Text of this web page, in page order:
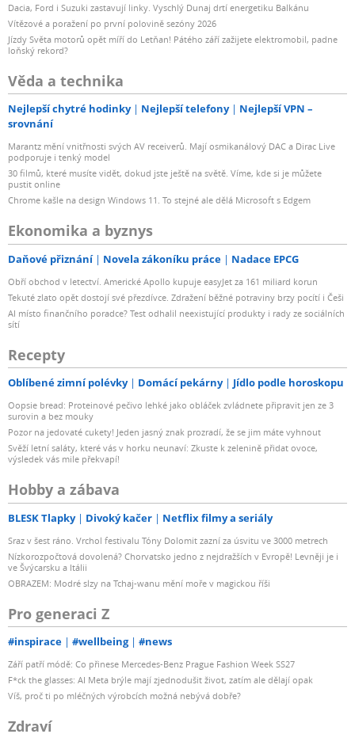
Dacia, Ford i Suzuki zastavují linky. Vyschlý Dunaj drtí energetiku Balkánu
Vítězové a poražení po první polovině sezóny 2026
Jízdy Světa motorů opět míří do Letňan! Pátého září zažijete elektromobil, padne
loňský rekord?
Věda a technika
Nejlepší chytré hodinky Nejlepší telefony
Nejlepší VPN –
srovnání
Marantz mění vnitřnosti svých AV receiverů. Mají osmikanálový DAC a Dirac Live
podporuje i tenký model
30 filmů, které musíte vidět, dokud jste ještě na světě. Víme, kde si je můžete
pustit online
Chrome kašle na design Windows 11. To stejné ale dělá Microsoft s Edgem
Ekonomika a byznys
Daňové přiznání Novela zákoníku práce Nadace EPCG
Obří obchod v letectví. Americké Apollo kupuje easyJet za 161 miliard korun
Tekuté zlato opět dostojí své přezdívce. Zdražení běžné potraviny brzy pocítí i Češi
AI místo finančního poradce? Test odhalil neexistující produkty i rady ze sociálních
sítí
Recepty
Oblíbené zimní polévky Domácí pekárny Jídlo podle horoskopu
Oopsie bread: Proteinové pečivo lehké jako obláček zvládnete připravit jen ze 3
surovin a bez mouky
Pozor na jedovaté cukety! Jeden jasný znak prozradí, že se jim máte vyhnout
Svěží letní saláty, které vás v horku neunaví: Zkuste k zelenině přidat ovoce,
výsledek vás mile překvapí!
Hobby a zábava
BLESK Tlapky Divoký kačer Netflix filmy a seriály
Sraz v šest ráno. Vrchol festivalu Tóny Dolomit zazní za úsvitu ve 3000 metrech
Nízkorozpočtová dovolená? Chorvatsko jedno z nejdražších v Evropě! Levněji je i
ve Švýcarsku a Itálii
OBRAZEM: Modré slzy na Tchaj-wanu mění moře v magickou říši
Pro generaci Z
#inspirace #wellbeing #news
Září patří módě: Co přinese Mercedes-Benz Prague Fashion Week SS27
F*ck the glasses: AI Meta brýle mají zjednodušit život, zatím ale dělají opak
Víš, proč ti po mléčných výrobcích možná nebývá dobře?
Zdraví